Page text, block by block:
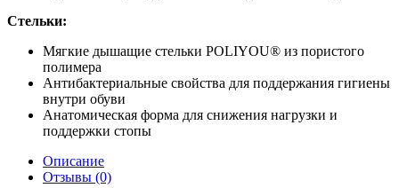
Стельки:
Мягкие дышащие стельки POLIYOU® из пористого
полимера
Антибактериальные свойства для поддержания гигиены
внутри обуви
Анатомическая форма для снижения нагрузки и
поддержки стопы
Описание
Отзывы (0)